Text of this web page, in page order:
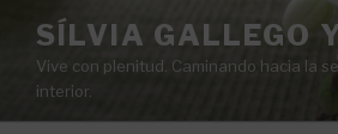
contenido
SÍLVIA GALLEGO
Vive con plenitud. Caminando hacia la
interior.